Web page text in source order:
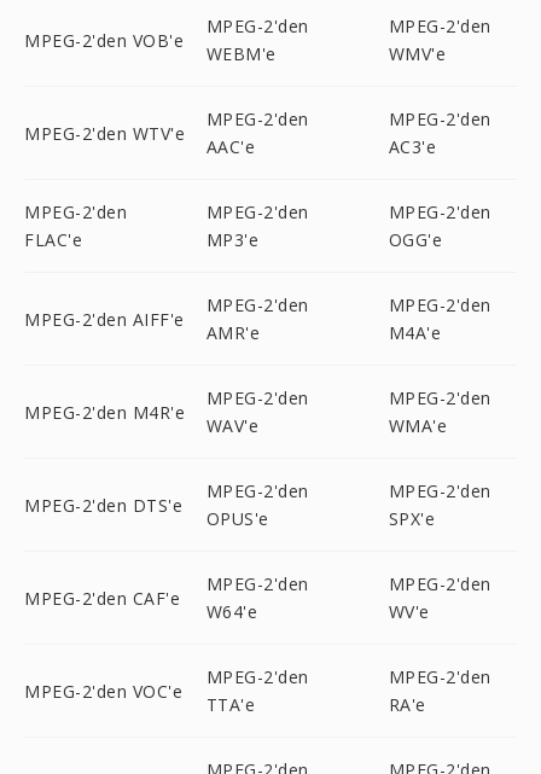
MPEG-2'den VOB'e
MPEG-2'den
WEBM'e
MPEG-2'den
WMV'e
MPEG-2'den WTV'e
MPEG-2'den
AAC'e
MPEG-2'den
AC3'e
MPEG-2'den
FLAC'e
MPEG-2'den
MP3'e
MPEG-2'den
OGG'e
MPEG-2'den AIFF'e
MPEG-2'den
AMR'e
MPEG-2'den
M4A'e
MPEG-2'den M4R'e
MPEG-2'den
WAV'e
MPEG-2'den
WMA'e
MPEG-2'den DTS'e
MPEG-2'den
OPUS'e
MPEG-2'den
SPX'e
MPEG-2'den CAF'e
MPEG-2'den
W64'e
MPEG-2'den
WV'e
MPEG-2'den VOC'e
MPEG-2'den
TTA'e
MPEG-2'den
RA'e